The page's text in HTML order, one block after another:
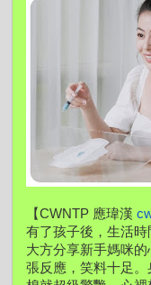
【CWNTP 應瑋漢
有了孩子後，生活
大方分享新手媽咪
張反應，笑料十足。